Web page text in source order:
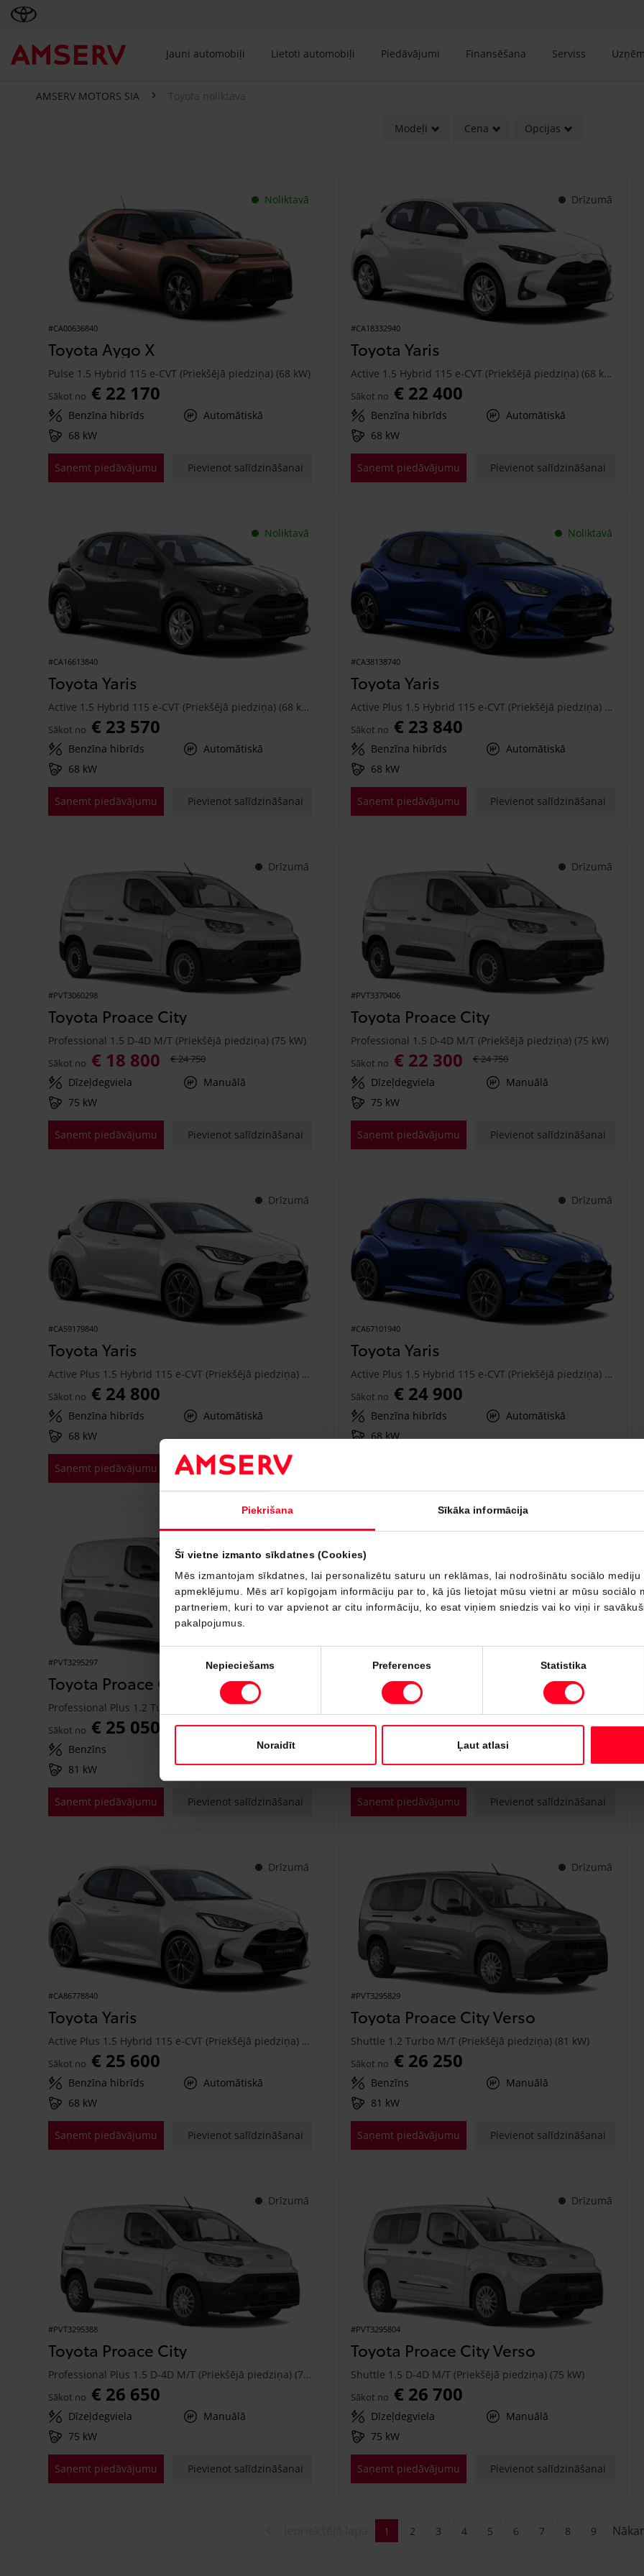
Piekrišana Sīkāka informācija
Šī vietne izmanto sīkdatnes (Cookies)
Mēs izmantojam sīkdatnes, lai personalizētu saturu un reklāmas, lai nodrošinātu sociālo mediju
apmeklējumu. Mēs arī kopīgojam informāciju par to, kā jūs lietojat mūsu vietni ar mūsu sociālo
partneriem, kuri to var apvienot ar citu informāciju, ko esat viņiem sniedzis vai ko viņi ir
pakalpojumus.
Piekrišanas
Nepieciešams Preferences Statistika
Noraidīt Ļaut atlasi
Jauni automobiļi Lietoti automobiļi Piedāvājumi Finansēšana Serviss
AMSERV MOTORS SIA Toyota noliktava
Modeļi Cena Opcijas
Noliktavā
#CA00636840
Toyota Aygo X
Pulse 1.5 Hybrid 115 e-CVT (Priekšējā piedziņa) (68 kW)
Sākot no € 22 170
Benzīna hibrīds
Automātiskā
68 kW
Saņemt piedāvājumu Pievienot salīdzināšanai
Drīzumā
#CA18332940
Toyota Yaris
Active 1.5 Hybrid 115 e-CVT (Priekšējā piedziņa) (68 kW)
Sākot no € 22 400
Benzīna hibrīds
Automātiskā
68 kW
Saņemt piedāvājumu Pievienot salīdzināšanai
Noliktavā
#CA16613840
Toyota Yaris
Active 1.5 Hybrid 115 e-CVT (Priekšējā piedziņa) (68 kW)
Sākot no € 23 570
Benzīna hibrīds
Automātiskā
68 kW
Saņemt piedāvājumu Pievienot salīdzināšanai
Noliktavā
#CA38138740
Toyota Yaris
Active Plus 1.5 Hybrid 115 e-CVT (Priekšējā piedziņa) (68 kW)
Sākot no € 23 840
Benzīna hibrīds
Automātiskā
68 kW
Saņemt piedāvājumu Pievienot salīdzināšanai
Drīzumā
#PVT3060298
Toyota Proace City
Professional 1.5 D-4D M/T (Priekšējā piedziņa) (75 kW)
Sākot no € 18 800 € 24 750
Dīzeļdegviela
Manuālā
75 kW
Saņemt piedāvājumu Pievienot salīdzināšanai
Drīzumā
#PVT3370406
Toyota Proace City
Professional 1.5 D-4D M/T (Priekšējā piedziņa) (75 kW)
Sākot no € 22 300 € 24 750
Dīzeļdegviela
Manuālā
75 kW
Saņemt piedāvājumu Pievienot salīdzināšanai
Drīzumā
#CA59179840
Toyota Yaris
Active Plus 1.5 Hybrid 115 e-CVT (Priekšējā piedziņa) (68 kW)
Sākot no € 24 800
Benzīna hibrīds
Automātiskā
68 kW
Saņemt piedāvājumu Pievienot salīdzināšanai
Drīzumā
#CA67101940
Toyota Yaris
Active Plus 1.5 Hybrid 115 e-CVT (Priekšējā piedziņa) (68 kW)
Sākot no € 24 900
Benzīna hibrīds
Automātiskā
68 kW
Drīzumā
#PVT3295297
Toyota Proace City
Sākot no € 25 050
Benzīns
81 kW
Saņemt piedāvājumu Pievienot salīdzināšanai
Drīzumā
#PVT3238446
Toyota Proace City
Professional 1.5 D-4D M/T (Priekšējā piedziņa) (75 kW)
Sākot no € 22 700 € 25 150
Manuālā
75 kW
Saņemt piedāvājumu Pievienot salīdzināšanai
Drīzumā
#CA86778840
Toyota Yaris
Active Plus 1.5 Hybrid 115 e-CVT (Priekšējā piedziņa) (68 kW)
Sākot no € 25 600
Benzīna hibrīds
Automātiskā
68 kW
Saņemt piedāvājumu Pievienot salīdzināšanai
Drīzumā
#PVT3295829
Toyota Proace City Verso
Shuttle 1.2 Turbo M/T (Priekšējā piedziņa) (81 kW)
Sākot no € 26 250
Benzīns
Manuālā
81 kW
Saņemt piedāvājumu Pievienot salīdzināšanai
Drīzumā
#PVT3295388
Toyota Proace City
Professional Plus 1.5 D-4D M/T (Priekšējā piedziņa) (75 kW)
Sākot no € 26 650
Dīzeļdegviela
Manuālā
75 kW
Saņemt piedāvājumu Pievienot salīdzināšanai
Drīzumā
#PVT3295804
Toyota Proace City Verso
Shuttle 1.5 D-4D M/T (Priekšējā piedziņa) (75 kW)
Sākot no € 26 700
Dīzeļdegviela
Manuālā
75 kW
Saņemt piedāvājumu Pievienot salīdzināšanai
1 2 3 4 5 6 7 8 9